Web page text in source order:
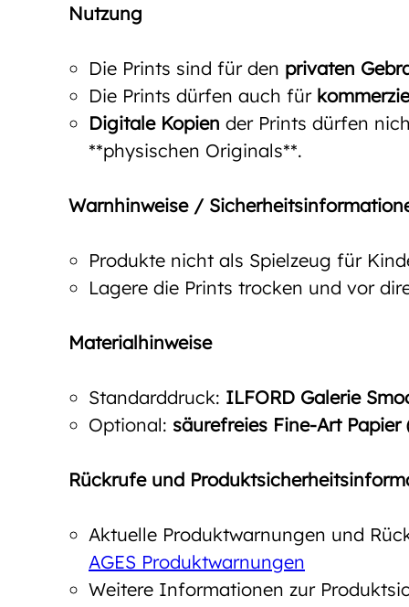
Nutzung
Die Prints sind für den privaten
Die Prints dürfen auch für
Digitale Kopien der Prints dürfen
**physischen Originals**.
Warnhinweise /
Produkte nicht als Spielzeug für
Lagere die Prints trocken und vor
Materialhinweise
Standarddruck: ILFORD Galerie
Optional: säurefreies Fine-Art
Rückrufe und
Aktuelle Produktwarnungen und
AGES Produktwarnungen
Weitere Informationen zur